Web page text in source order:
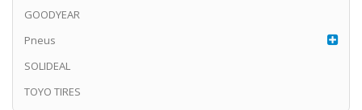
GOODYEAR
Pneus
SOLIDEAL
TOYO TIRES